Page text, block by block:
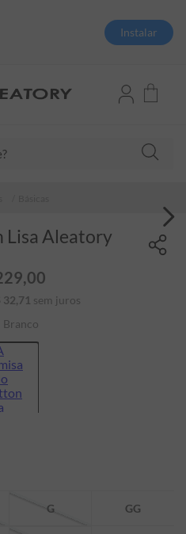
Instalar
Lisa Aleatory
,00
32,71 sem juros
Branco
G GG
º
camiseta listrada
4 º
camiseta
5 º
pima
jaqueta
8º